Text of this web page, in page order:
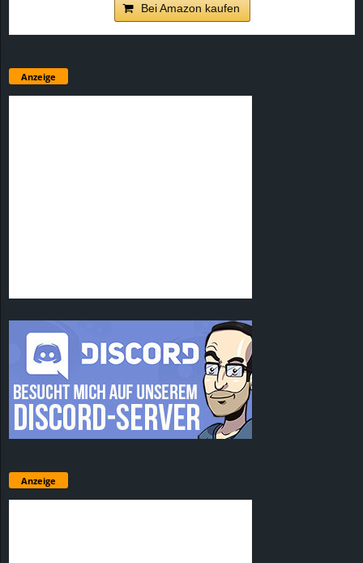
Bei Amazon kaufen
Anzeige
Anzeige